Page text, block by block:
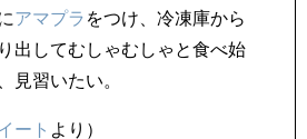
アマプラ をつけ、冷凍庫から
出してむしゃむしゃと食べ始
見習いたい。
ート より）